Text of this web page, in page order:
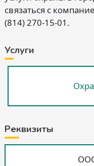
связаться с
(814) 270-15-01.
Услуги
Реквизиты